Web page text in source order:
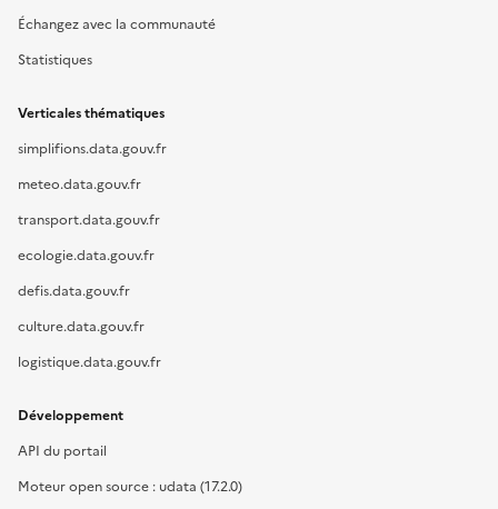
Échangez avec la communauté
Statistiques
Verticales thématiques
simplifions.data.gouv.fr
meteo.data.gouv.fr
transport.data.gouv.fr
ecologie.data.gouv.fr
defis.data.gouv.fr
culture.data.gouv.fr
logistique.data.gouv.fr
Développement
API du portail
Moteur open source : udata (17.2.0)